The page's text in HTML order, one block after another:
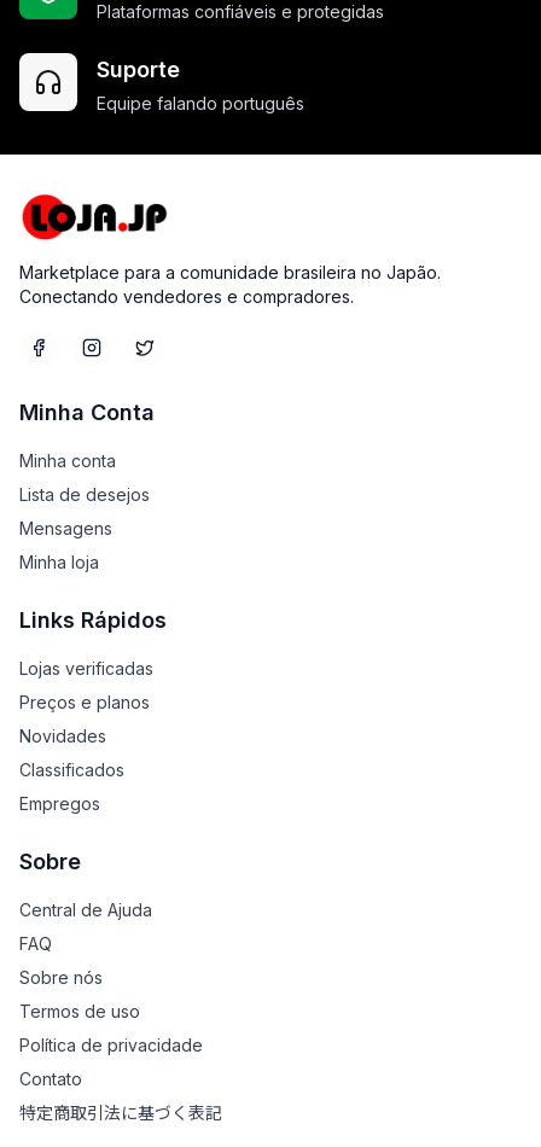
Plataformas confiáveis e protegidas
Suporte
Equipe falando português
Marketplace para a comunidade brasileira no Japão.
Conectando vendedores e compradores.
Minha Conta
Minha conta
Lista de desejos
Mensagens
Minha loja
Links Rápidos
Lojas verificadas
Preços e planos
Novidades
Classificados
Empregos
Sobre
Central de Ajuda
FAQ
Sobre nós
Termos de uso
Política de privacidade
Contato
特定商取引法に基づく表記